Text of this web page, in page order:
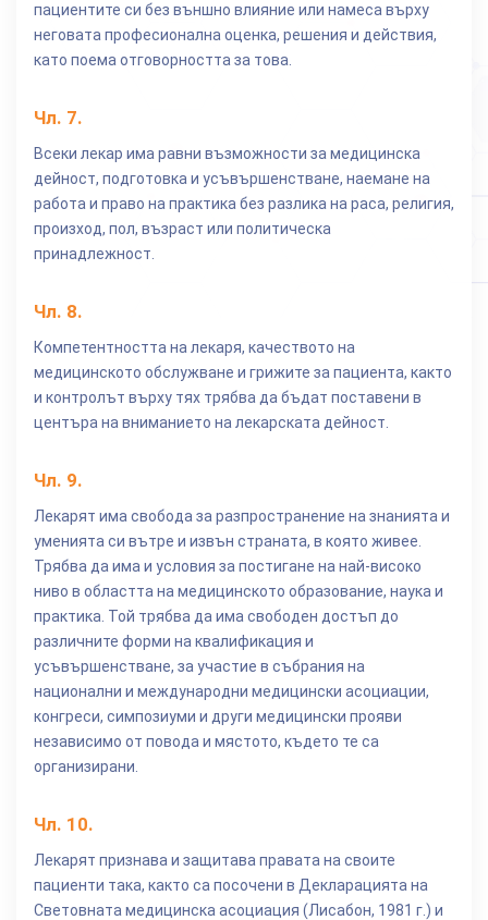
пациентите си без външно влияние или намеса върху
неговата професионална оценка, решения и действия,
като поема отговорността за това.
Чл. 7.
Всеки лекар има равни възможности за медицинска
дейност, подготовка и усъвършенстване, наемане на
работа и право на практика без разлика на раса, религия,
произход, пол, възраст или политическа
принадлежност.
Чл. 8.
Компетентността на лекаря, качеството на
медицинското обслужване и грижите за пациента, както
и контролът върху тях трябва да бъдат поставени в
центъра на вниманието на лекарската дейност.
Чл. 9.
Лекарят има свобода за разпространение на знанията и
уменията си вътре и извън страната, в която живее.
Трябва да има и условия за постигане на най-високо
ниво в областта на медицинското образование, наука и
практика. Той трябва да има свободен достъп до
различните форми на квалификация и
усъвършенстване, за участие в събрания на
национални и международни медицински асоциации,
конгреси, симпозиуми и други медицински прояви
независимо от повода и мястото, където те са
организирани.
Чл. 10.
Лекарят признава и защитава правата на своите
пациенти така, както са посочени в Декларацията на
Световната медицинска асоциация (Лисабон, 1981 г.) и